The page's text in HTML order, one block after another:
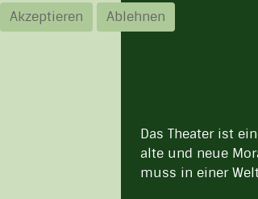
Das Theater ist
alte und neue
muss in einer
Akzeptieren
Ablehnen